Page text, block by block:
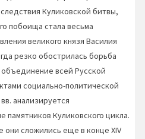
Куликовской битвы,
побоища стала весьма
великого князя Василия
резко обострилась борьба
всей Русской
социально-политической
анализируется
Куликовского цикла.
они сложились еще в конце XIV